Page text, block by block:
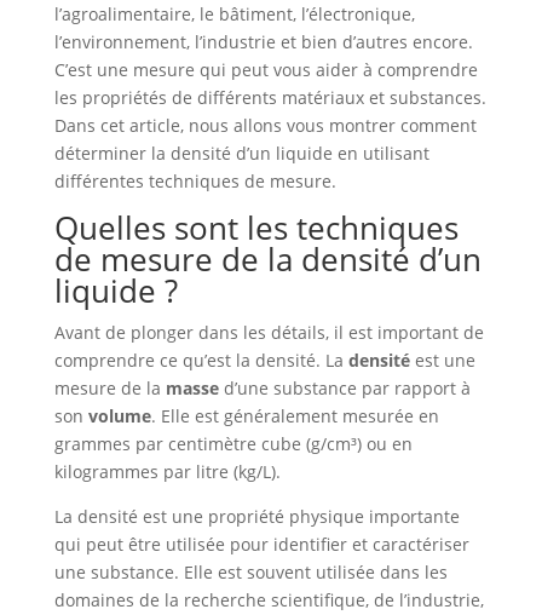
l’agroalimentaire, le bâtiment, l’électronique,
l’environnement, l’industrie et bien d’autres encore.
C’est une mesure qui peut vous aider à comprendre
les propriétés de différents matériaux et substances.
Dans cet article, nous allons vous montrer comment
déterminer la densité d’un liquide en utilisant
différentes techniques de mesure.
Quelles sont les techniques
de mesure de la densité d’un
liquide ?
Avant de plonger dans les détails, il est important de
comprendre ce qu’est la densité. La densitéest une
mesure de la massed’une substance par rapport à
son volume. Elle est généralement mesurée en
grammes par centimètre cube (g/cm³) ou en
kilogrammes par litre (kg/L).
La densité est une propriété physique importante
qui peut être utilisée pour identifier et caractériser
une substance. Elle est souvent utilisée dans les
domaines de la recherche scientifique, de l’industrie,